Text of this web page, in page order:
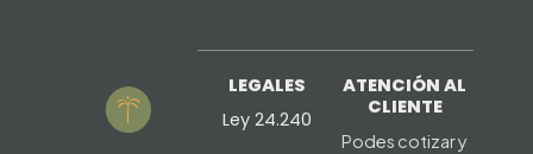
LEGALES
Ley 24.240
ATENCIÓN AL
CLIENTE
Podes cotizar y